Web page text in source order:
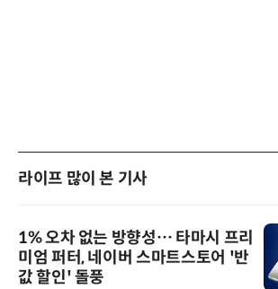
라이프 많이 본 기사
1% 오차 없는 방향성… 타마시 프리
미엄 퍼터, 네이버 스마트스토어 '반
값 할인' 돌풍